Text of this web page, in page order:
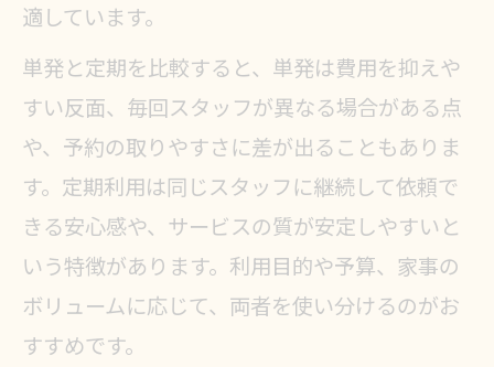
適しています。
単発と定期を比較すると、単発は費用を抑えや
すい反面、毎回スタッフが異なる場合がある点
や、予約の取りやすさに差が出ることもありま
す。定期利用は同じスタッフに継続して依頼で
きる安心感や、サービスの質が安定しやすいと
いう特徴があります。利用目的や予算、家事の
ボリュームに応じて、両者を使い分けるのがお
すすめです。